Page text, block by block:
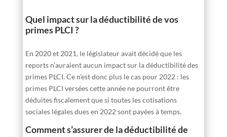
Quel impact sur la déductibilité de vos
primes PLCI ?
En 2020 et 2021, le législateur avait décidé que les
reports n’auraient aucun impact sur la déductibilité des
primes PLCI. Ce n’est donc plus le cas pour 2022 : les
primes PLCI versées cette année ne pourront être
déduites fiscalement que si toutes les cotisations
sociales légales dues en 2022 sont payées à temps.
Comment s’assurer de la déductibilité de